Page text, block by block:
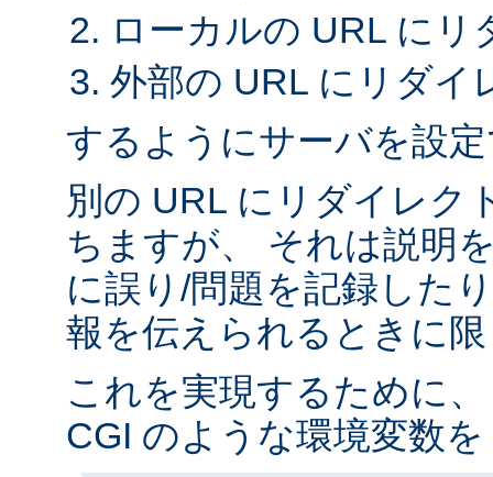
ローカルの URL にリ
外部の URL にリダイ
するようにサーバを設
別の URL にリダイレク
ちますが、 それは説明
に誤り/問題を記録した
報を伝えられるときに
これを実現するために
CGI のような環境変数